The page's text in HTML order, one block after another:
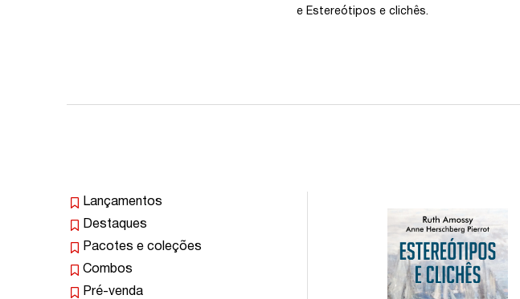
e Estereótipos e clichês.
Lançamentos
Destaques
Pacotes e coleções
Combos
Pré-venda